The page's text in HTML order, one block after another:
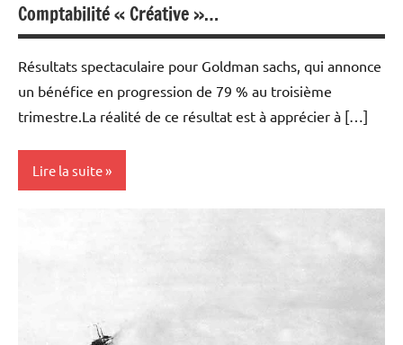
Comptabilité « Créative »…
Résultats spectaculaire pour Goldman sachs, qui annonce
un bénéfice en progression de 79 % au troisième
trimestre.La réalité de ce résultat est à apprécier à […]
Lire la suite
Immobilier